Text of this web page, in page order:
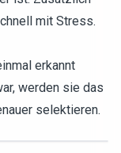
mit Stress.
erkannt
werden sie das
selektieren.